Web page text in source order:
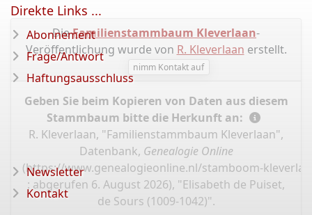
DieFamilienstammbaum Kleverlaan-
Veröffentlichung wurde von R. Kleverlaan erstellt.
nimm Kontakt auf
Geben Sie beim Kopieren von Daten aus diesem
Stammbaum bitte die Herkunft an:
R. Kleverlaan, "Familienstammbaum Kleverlaan",
Datenbank, Genealogie Online
(https://www.genealogieonline.nl/stamboom-
: abgerufen 6. August 2026), "Elisabeth de Puiset,
de Sours (1009-1042)".
Direkte Links ...
Abonnement
Frage/Antwort
Haftungsausschluss
Newsletter
Kontakt